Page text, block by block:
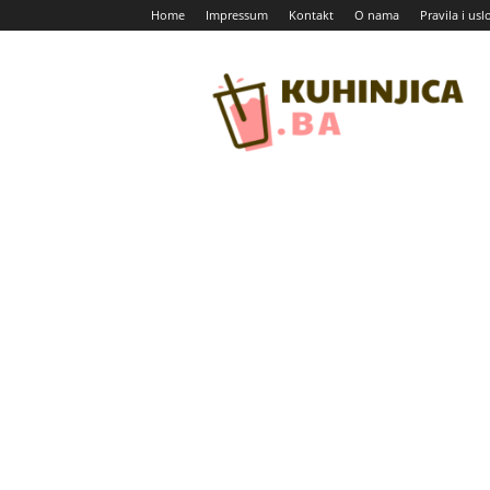
Home Impressum Kontakt O nama Pravila i